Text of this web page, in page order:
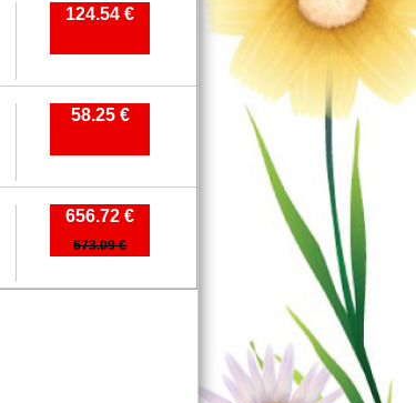
124.54 €
58.25 €
656.72 €
673.09 €